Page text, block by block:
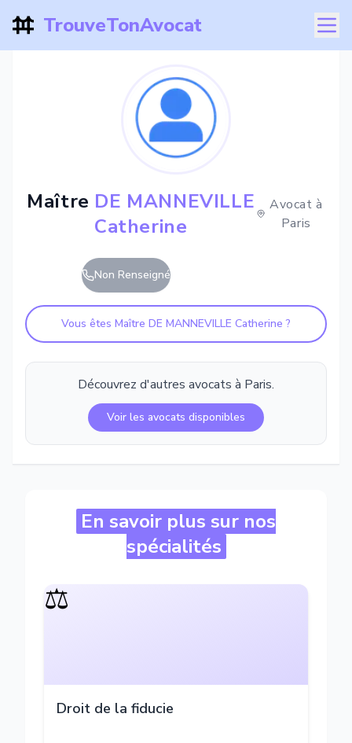
TrouveTonAvocat
Maître DE MANNEVILLE
Catherine
Avocat à
Paris
Non Renseigné
Vous êtes Maître DE MANNEVILLE Catherine ?
Découvrez d'autres avocats à Paris.
Voir les avocats disponibles
En savoir plus sur nos
spécialités
⚖️
Droit de la fiducie